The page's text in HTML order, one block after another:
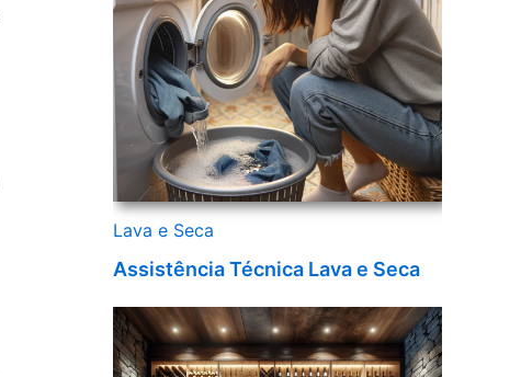
Lava e Seca
Assistência Técnica Lava e Seca